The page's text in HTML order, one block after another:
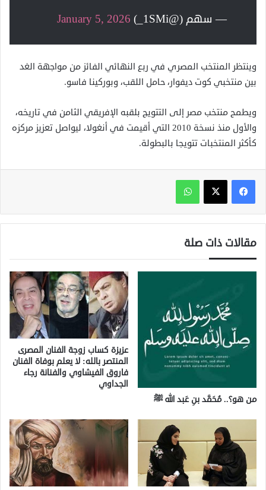
— سهم (@1SMi_)
January 5, 2026
وينتظر المنتخب المصري في ربع النهائي الفائز من مواجهة الغد
بين منتخبي كوت ديفوار، حامل اللقب، وبوركينا فاسو.
ويطمح منتخب مصر إلى التتويج بلقبه الإفريقي الثامن في تاريخه،
والأول منذ نسخة 2010 التي أقيمت في أنغولا، ليواصل تعزيز مركزه
كأكثر المنتخبات تتويجا بالبطولة.
واتساب
مقالات ذات صلة
من هو؟.. مُحَمَّد بنِ عَبد الله ﷺ
عزيزة كساب زوجة الفنان المصرى
المنتصر بالله: لا يعلم بوفاة الفنان
فاروق الفيشاوي والفنانة رجاء
الجداوي